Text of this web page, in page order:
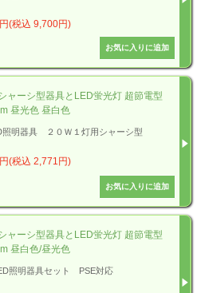
(税込 9,700円)
ャーシ型器具とLED蛍光灯 超節電型
昼光色 昼白色
照明器具 ２０Ｗ１灯用シャーシ型
(税込 2,771円)
ャーシ型器具とLED蛍光灯 超節電型
昼白色/昼光色
照明器具セット PSE対応